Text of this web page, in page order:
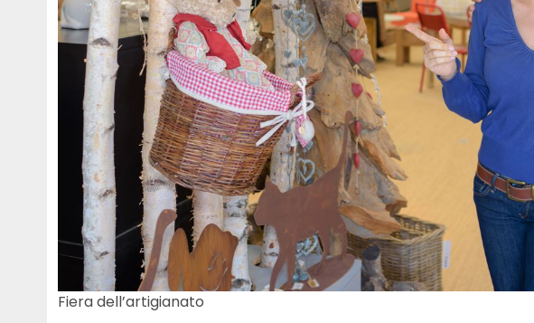
Fiera dell’artigianato